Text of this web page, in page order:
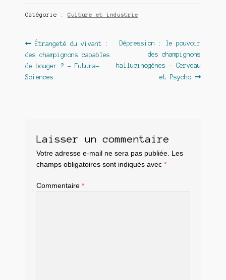
Catégorie : Culture et industrie
Navigation
de
l’article
Article
précédent :
Étrangeté du vivant :
des champignons capables
de bouger ? – Futura-
Sciences
Article
suivant :
Dépression : le pouvoir
des champignons
hallucinogènes – Cerveau
et Psycho
Laisser un commentaire
Votre adresse e-mail ne sera pas publiée. Les
champs obligatoires sont indiqués avec *
Commentaire *